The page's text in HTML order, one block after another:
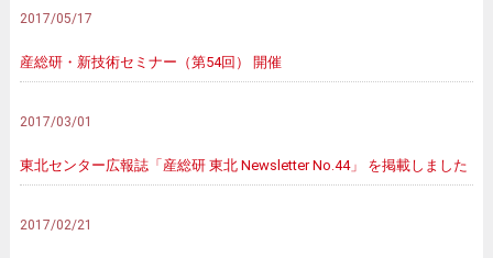
2017/05/17
産総研・新技術セミナー（第54回） 開催
2017/03/01
東北センター広報誌「産総研 東北 Newsletter No.44」 を掲載しました
2017/02/21